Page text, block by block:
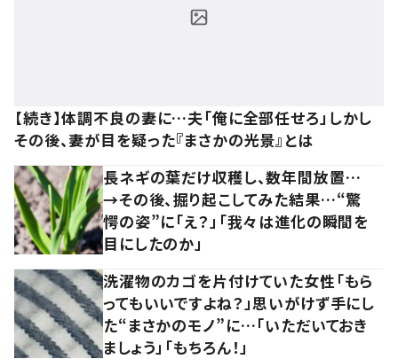
【続き】体調不良の妻に…夫「俺に全部任せろ」しかし
その後、妻が目を疑った『まさかの光景』とは
長ネギの葉だけ収穫し、数年間放置…
→その後、掘り起こしてみた結果…“驚
愕の姿”に「え？」「我々は進化の瞬間を
目にしたのか」
洗濯物のカゴを片付けていた女性「もら
ってもいいですよね？」思いがけず手にし
た“まさかのモノ”に…「いただいておき
ましょう」「もちろん！」